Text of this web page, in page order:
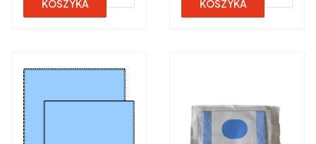
KOSZYKA
KOSZYKA